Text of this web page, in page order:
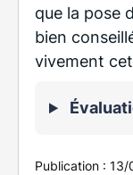
que la pose
bien
vivement
Publication : 13/